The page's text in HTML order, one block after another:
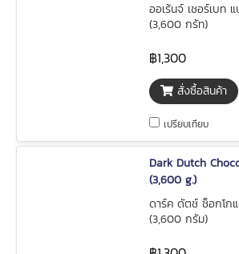
ออเร้นจ์ เชอร์เบท
(3,600 กรัท)
฿1,300
สั่งซื้อสินค้า
เปรียบเทียบ
Dark Dutch
(3,600 g.)
ดาร์ค ดัตช์ ช็อกโ
(3,600 กรัม)